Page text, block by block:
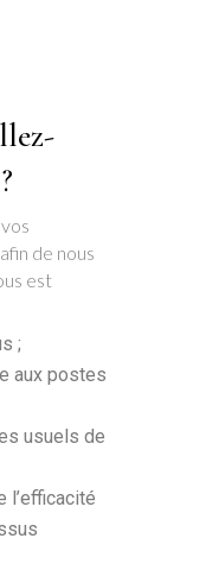
de nous
est
;
aux postes
usuels de
l’efficacité